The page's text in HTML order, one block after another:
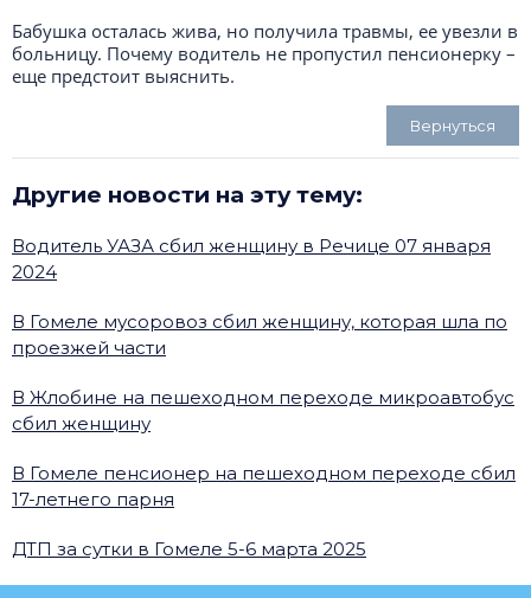
Бабушка осталась жива, но получила травмы, ее увезли в
больницу. Почему водитель не пропустил пенсионерку –
еще предстоит выяснить.
Вернуться
Другие новости на эту тему:
Водитель УАЗА сбил женщину в Речице 07 января
2024
В Гомеле мусоровоз сбил женщину, которая шла по
проезжей части
В Жлобине на пешеходном переходе микроавтобус
сбил женщину
В Гомеле пенсионер на пешеходном переходе сбил
17-летнего парня
ДТП за сутки в Гомеле 5-6 марта 2025